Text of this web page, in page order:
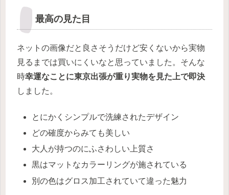
最高の見た目
ネットの画像だと良さそうだけど安くないから実物
見るまでは買いにくいなと思っていました。そんな
時幸運なことに東京出張が重り実物を見た上で即決
しました。
とにかくシンプルで洗練されたデザイン
どの確度からみても美しい
大人が持つのにふさわしい上質さ
黒はマットなカラーリングが施されている
別の色はグロス加工されていて違った魅力